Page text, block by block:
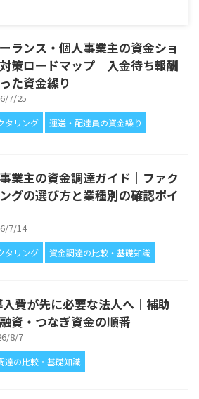
ランス・個人事業主の資金ショ
策ロードマップ｜入金待ち報酬
た資金繰り
7/25
タリング 運送・配達員の資金繰り
業主の資金調達ガイド｜ファク
グの選び方と業種別の確認ポイ
7/14
タリング 資金調達の比較・基礎知識
入費が先に必要な法人へ｜補助
資・つなぎ資金の順番
8/7
達の比較・基礎知識